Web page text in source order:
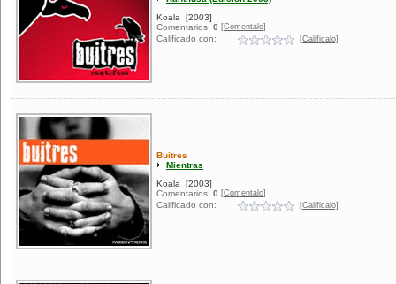
Koala
[2003]
Comentarios: 0 [Comentalo]
Calificado con: [Calificalo]
Buitres
Mientras
Koala
[2003]
Comentarios: 0 [Comentalo]
Calificado con: [Calificalo]